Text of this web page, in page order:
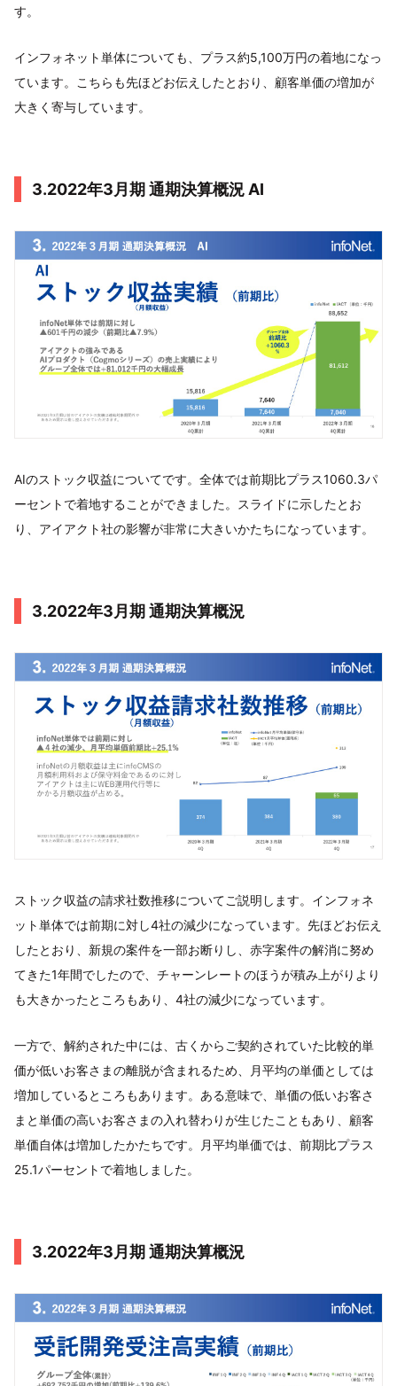
す。
インフォネット単体についても、プラス約5,100万円の着地になっ
ています。こちらも先ほどお伝えしたとおり、顧客単価の増加が
大きく寄与しています。
3.2022年3月期 通期決算概況 AI
AIのストック収益についてです。全体では前期比プラス1060.3パ
ーセントで着地することができました。スライドに示したとお
り、アイアクト社の影響が非常に大きいかたちになっています。
3.2022年3月期 通期決算概況
ストック収益の請求社数推移についてご説明します。インフォネ
ット単体では前期に対し4社の減少になっています。先ほどお伝え
したとおり、新規の案件を一部お断りし、赤字案件の解消に努め
てきた1年間でしたので、チャーンレートのほうが積み上がりより
も大きかったところもあり、4社の減少になっています。
一方で、解約された中には、古くからご契約されていた比較的単
価が低いお客さまの離脱が含まれるため、月平均の単価としては
増加しているところもあります。ある意味で、単価の低いお客さ
まと単価の高いお客さまの入れ替わりが生じたこともあり、顧客
単価自体は増加したかたちです。月平均単価では、前期比プラス
25.1パーセントで着地しました。
3.2022年3月期 通期決算概況